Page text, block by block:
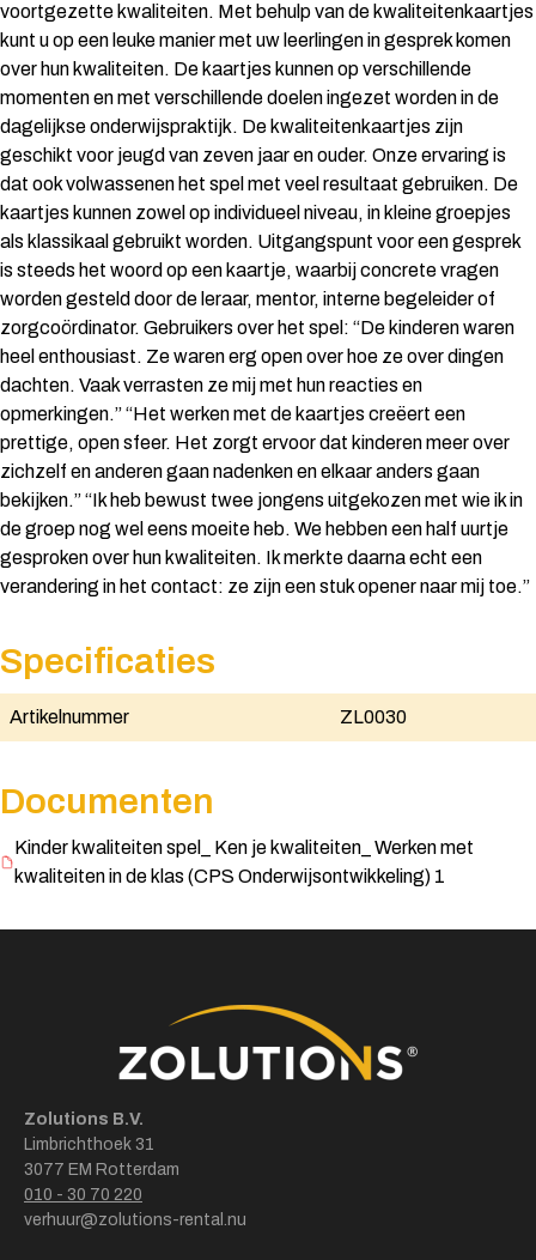
voortgezette kwaliteiten. Met behulp van de kwaliteitenkaartjes
kunt u op een leuke manier met uw leerlingen in gesprek komen
over hun kwaliteiten. De kaartjes kunnen op verschillende
momenten en met verschillende doelen ingezet worden in de
dagelijkse onderwijspraktijk. De kwaliteitenkaartjes zijn
geschikt voor jeugd van zeven jaar en ouder. Onze ervaring is
dat ook volwassenen het spel met veel resultaat gebruiken. De
kaartjes kunnen zowel op individueel niveau, in kleine groepjes
als klassikaal gebruikt worden. Uitgangspunt voor een gesprek
is steeds het woord op een kaartje, waarbij concrete vragen
worden gesteld door de leraar, mentor, interne begeleider of
zorgcoördinator. Gebruikers over het spel: “De kinderen waren
heel enthousiast. Ze waren erg open over hoe ze over dingen
dachten. Vaak verrasten ze mij met hun reacties en
opmerkingen.” “Het werken met de kaartjes creëert een
prettige, open sfeer. Het zorgt ervoor dat kinderen meer over
zichzelf en anderen gaan nadenken en elkaar anders gaan
bekijken.” “Ik heb bewust twee jongens uitgekozen met wie ik in
de groep nog wel eens moeite heb. We hebben een half uurtje
gesproken over hun kwaliteiten. Ik merkte daarna echt een
verandering in het contact: ze zijn een stuk opener naar mij toe.”
Specificaties
Artikelnummer ZL0030
Documenten
Kinder kwaliteiten spel_ Ken je kwaliteiten_ Werken met
kwaliteiten in de klas (CPS Onderwijsontwikkeling) 1
Zolutions B.V.
Limbrichthoek 31
3077 EM Rotterdam
010 - 30 70 220
verhuur@zolutions-rental.nu